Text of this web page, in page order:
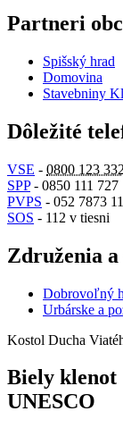
Partneri
Spišský hrad
Domovina
Stavebniny
Dôležité
VSE - 0800 123 332
SPP- 0850 111 727
PVPS - 052 7873
SOS - 112 v tiesni
Združenia a
Dobrovoľný
Urbárske a
Kostol Ducha
Biely klenot
UNESCO